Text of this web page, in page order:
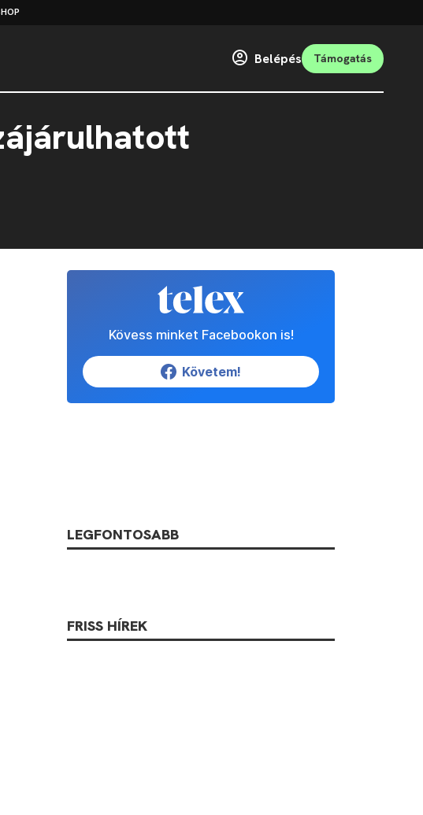
Belépés Támogatás
Kövess minket Facebookon is!
Követem!
LEGFONTOSABB
FRISS HÍREK